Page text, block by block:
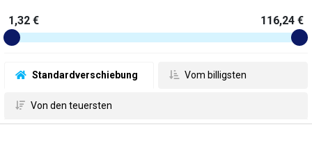
Standardverschiebung Vom billigsten
Von den teuersten
1,32 € 116,24 €